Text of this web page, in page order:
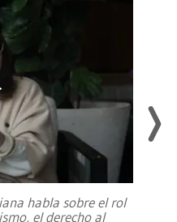
habla sobre el rol
el derecho al